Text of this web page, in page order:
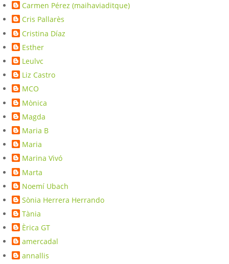
Carmen Pérez (maihaviaditque)
Cris Pallarès
Cristina Díaz
Esther
Leulvc
Liz Castro
MCO
Mònica
Magda
Maria B
Maria
Marina Vivó
Marta
Noemí Ubach
Sònia Herrera Herrando
Tània
Èrica GT
amercadal
annallis